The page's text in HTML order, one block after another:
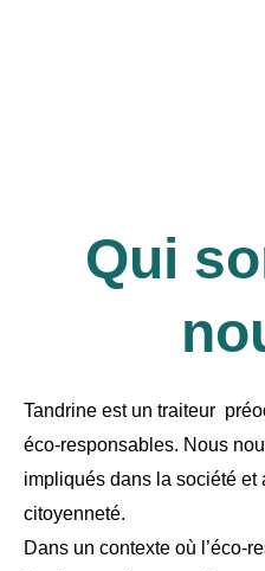
Qui
Tandrine est un traiteur
éco-responsables. Nous
impliqués dans la société et
citoyenneté.
Dans un contexte où l’éco-